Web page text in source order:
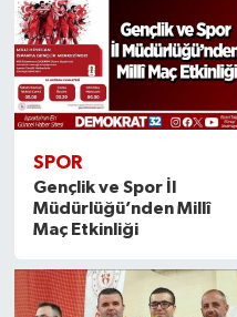
SPOR
Gençlik ve Spor İl
Müdürlüğü’nden Millî
Maç Etkinliği